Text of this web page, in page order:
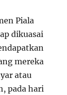
Piala
dikuasai
mereka
atau
pada hari